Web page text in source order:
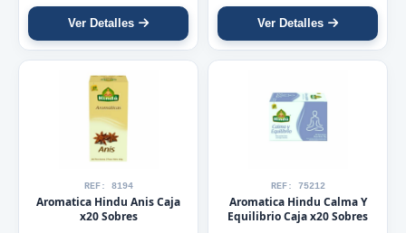
Ver Detalles Ver Detalles
REF: 8194
Aromatica Hindu Anis Caja
x20 Sobres
REF: 75212
Aromatica Hindu Calma Y
Equilibrio Caja x20 Sobres